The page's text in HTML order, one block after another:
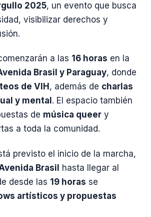
2025, un evento que busca
visibilizar derechos y
a las 16 horas en la
Brasil y Paraguay, donde
de VIH , además de charlas
y mental . El espacio también
de música queer y
a toda la comunidad.
previsto el inicio de la marcha,
Brasil hasta llegar al
desde las 19 horas se
artísticos y propuestas